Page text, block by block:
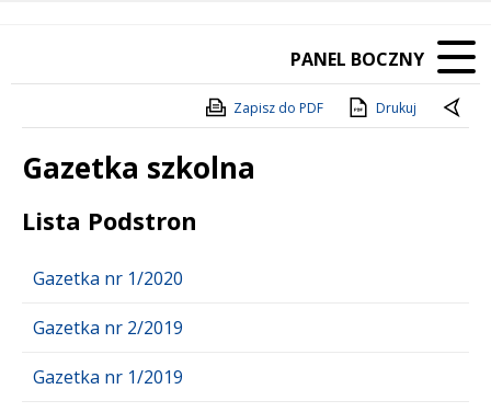
PANEL BOCZNY
Zapisz do PDF Drukuj
Gazetka szkolna
Treść
Lista Podstron
Gazetka nr 1/2020
Gazetka nr 2/2019
Gazetka nr 1/2019